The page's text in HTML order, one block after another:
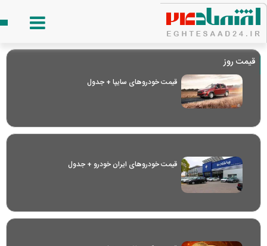
قیمت روز
قیمت خودرو‌های سایپا + جدول
قیمت خودرو‌های ایران خودرو + جدول